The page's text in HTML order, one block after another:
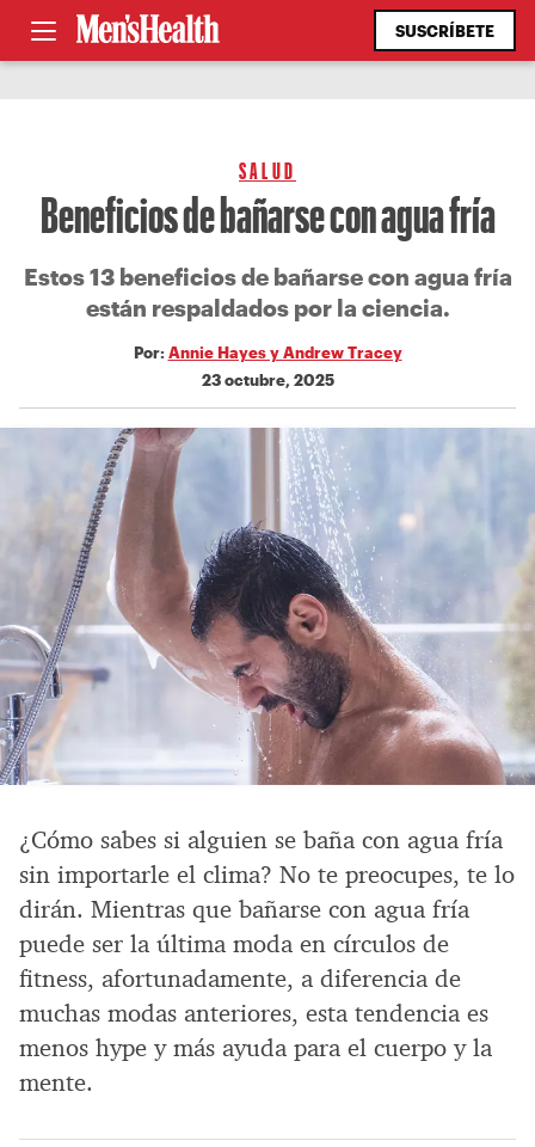
SUSCRÍBETE
SALUD
Beneficios de bañarse con agua fría
Estos 13 beneficios de bañarse con agua fría
están respaldados por la ciencia.
Por: Annie Hayes y Andrew Tracey
23 octubre, 2025
¿Cómo sabes si alguien se baña con agua fría
sin importarle el clima? No te preocupes, te lo
dirán. Mientras que bañarse con agua fría
puede ser la última moda en círculos de
fitness, afortunadamente, a diferencia de
muchas modas anteriores, esta tendencia es
menos hype y más ayuda para el cuerpo y la
mente.